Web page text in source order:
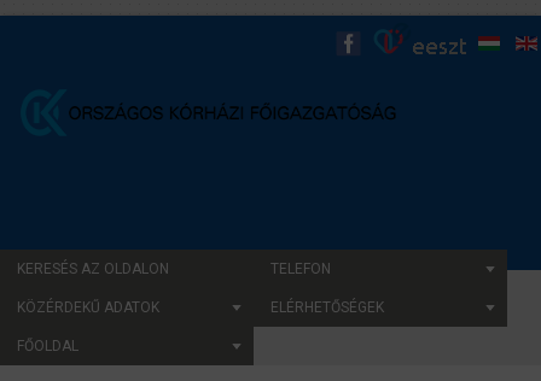
KERESÉS AZ OLDALON TELEFON
KÖZÉRDEKŰ ADATOK ELÉRHETŐSÉGEK
FŐOLDAL